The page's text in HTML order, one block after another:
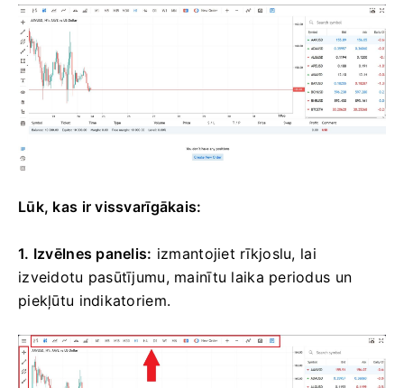
Lūk, kas ir vissvarīgākais:
1. Izvēlnes panelis: izmantojiet rīkjoslu, lai
izveidotu pasūtījumu, mainītu laika periodus un
piekļūtu indikatoriem.